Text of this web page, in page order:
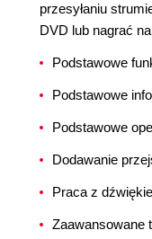
przesyłaniu
DVD lub nagrać
Podstawowe
Podstawowe
Podstawowe
Dodawanie
Praca z
Zaawansowane